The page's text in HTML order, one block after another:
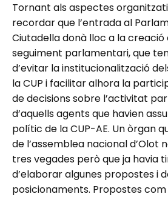
Tornant als aspectes
recordar que l’entrada al
Ciutadella donà lloc a la creació
seguiment parlamentari, que
d’evitar la institucionalització
la CUP i facilitar alhora la
de decisions sobre l’activitat
d’aquells agents que havien
polític de la CUP-AE. Un òrgan
de l’assemblea nacional d’Olot
tres vegades però que ja havia
d’elaborar algunes propostes i
posicionaments. Propostes